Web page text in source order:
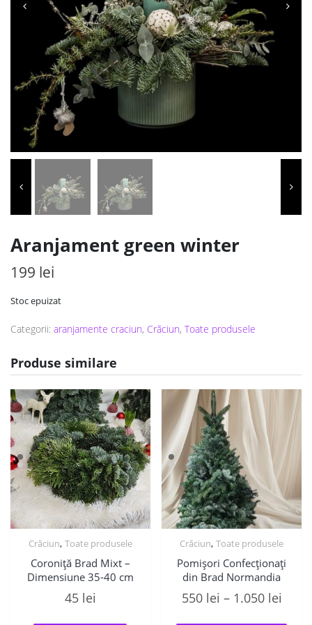
Aranjament green winter
199 lei
Stoc epuizat
Categorii: aranjamente craciun, Crăciun, Toate produsele
Produse similare
Crăciun, Toate produsele
Coroniță Brad Mixt –
Dimensiune 35-40 cm
45 lei
Crăciun,Toate produsele
Pomișori Confecționați
din Brad Normandia
550 lei – 1.050 lei
Acest